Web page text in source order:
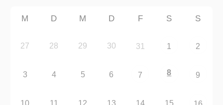
M D M D F S S
27 28 29 30 31 1 2
3 4 5 6 7 8 9